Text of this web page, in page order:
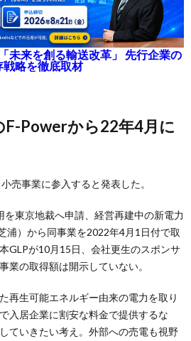
未来を創る輸送改革」 先行企業の
戦略を徹底取材
売事業に参入すると発表した。
東京地裁へ申請、経営再建中の新電力
浦）から同事業を2022年4月1日付で取
GLPが10月15日、会社更生のスポンサ
業の取得額は開示していない。
再生可能エネルギー由来の電力を取り
入居企業に割安な料金で提供するな
ていきたい考え。外部への売電も視野